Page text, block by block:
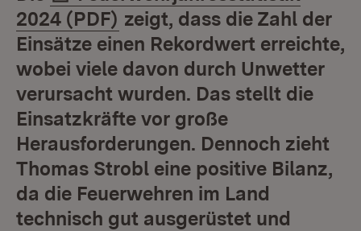
2024 (PDF) (Öffnet in neuem Fenster)
zeigt, dass die Zahl der
Einsätze einen Rekordwert erreichte,
wobei viele davon durch Unwetter
verursacht wurden. Das stellt die
Einsatzkräfte vor große
Herausforderungen. Dennoch zieht
Thomas Strobl eine positive Bilanz,
da die Feuerwehren im Land
technisch gut ausgerüstet und